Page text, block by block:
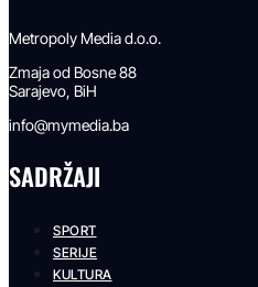
Metropoly Media d.o.o.
Zmaja od Bosne 88
Sarajevo, BiH
info@mymedia.ba
SADRŽAJI
SPORT
SERIJE
KULTURA